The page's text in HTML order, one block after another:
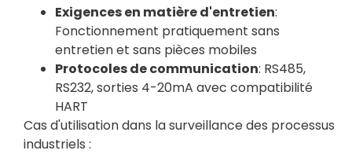
Exigences en matière d'entretien:
Fonctionnement pratiquement sans
entretien et sans pièces mobiles
Protocoles de communication: RS485,
RS232, sorties 4-20mA avec compatibilité
HART
Cas d'utilisation dans la surveillance des processus
industriels :